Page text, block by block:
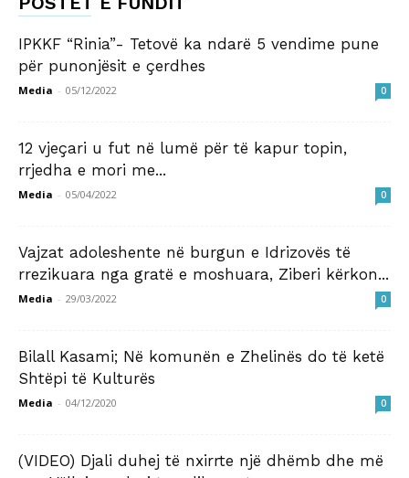
IPKKF “Rinia”- Tetovë ka ndarë 5 vendime pune
për punonjësit e çerdhes
Media - 05/12/2022 0
12 vjeçari u fut në lumë për të kapur topin,
rrjedha e mori me...
Media - 05/04/2022 0
Vajzat adoleshente në burgun e Idrizovës të
rrezikuara nga gratë e moshuara, Ziberi kërkon...
Media - 29/03/2022 0
Bilall Kasami; Në komunën e Zhelinës do të ketë
Shtëpi të Kulturës
Media - 04/12/2020 0
(VIDEO) Djali duhej të nxirrte një dhëmb dhe më